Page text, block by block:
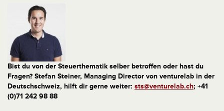
Bist du von der Steuerthematik selber betroffen oder hast du
Fragen? Stefan Steiner, Managing Director von venturelab in der
Deutschschweiz, hilft dir gerne weiter: sts@venturelab.ch; +41
(0)71 242 98 88